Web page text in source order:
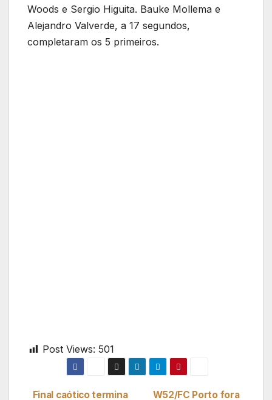
Woods e Sergio Higuita. Bauke Mollema e
Alejandro Valverde, a 17 segundos,
completaram os 5 primeiros.
Post Views: 501
W52/FC Porto fora
Final caótico termina